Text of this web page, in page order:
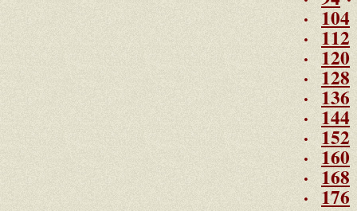
· 104
· 112
· 120
· 128
· 136
· 144
· 152
· 160
· 168
· 176